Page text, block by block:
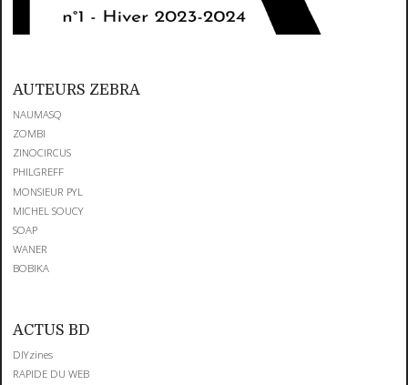
AUTEURS ZEBRA
NAUMASQ
ZOMBI
ZINOCIRCUS
PHILGREFF
MONSIEUR PYL
MICHEL SOUCY
SOAP
WANER
BOBIKA
ACTUS BD
DIYzines
RAPIDE DU WEB